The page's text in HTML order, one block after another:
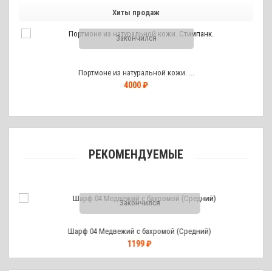
Хиты продаж
Закончился
Портмоне из натуральной кожи. ...
4000 ₽
РЕКОМЕНДУЕМЫЕ
Закончился
Шарф 04 Медвежий с бахромой (Средний)
1199 ₽